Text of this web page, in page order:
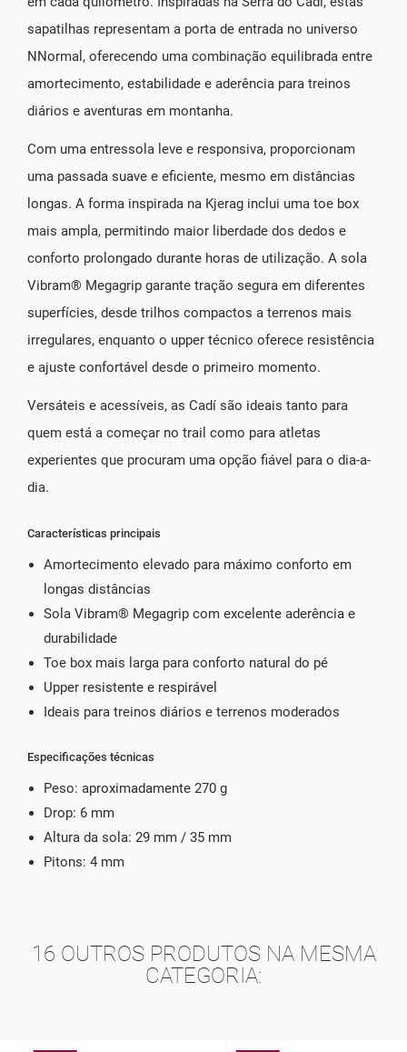
sapatilhas representam a porta de entrada no universo
NNormal, oferecendo uma combinação equilibrada entre
amortecimento, estabilidade e aderência para treinos
diários e aventuras em montanha.
Com uma entressola leve e responsiva, proporcionam
uma passada suave e eficiente, mesmo em distâncias
longas. A forma inspirada na Kjerag inclui uma toe box
mais ampla, permitindo maior liberdade dos dedos e
conforto prolongado durante horas de utilização. A sola
Vibram® Megagrip garante tração segura em diferentes
superfícies, desde trilhos compactos a terrenos mais
irregulares, enquanto o upper técnico oferece resistência
e ajuste confortável desde o primeiro momento.
Versáteis e acessíveis, as Cadí são ideais tanto para
quem está a começar no trail como para atletas
experientes que procuram uma opção fiável para o dia-a-
dia.
Características principais
Amortecimento elevado para máximo conforto em
longas distâncias
Sola Vibram® Megagrip com excelente aderência e
durabilidade
Toe box mais larga para conforto natural do pé
Upper resistente e respirável
Ideais para treinos diários e terrenos moderados
Especificações técnicas
Peso: aproximadamente 270 g
Drop: 6 mm
Altura da sola: 29 mm / 35 mm
Pitons: 4 mm
16 OUTROS PRODUTOS NA MESMA
CATEGORIA: